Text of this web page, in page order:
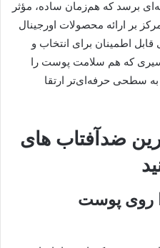
برسد که هم‌زمان ساده، مؤثر
بر ارائه محصولات اورجینال
اطمینان برای انتخاب و
که هم سلامت پوست را
سطحی حرفه‌ای‌تر ارتقا
ضدآفتاب های
روی پوست